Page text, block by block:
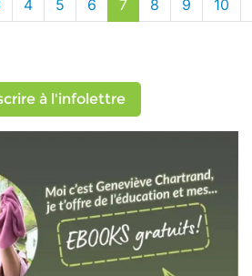
4 5 6 7 8 9 10
à l'infolettre